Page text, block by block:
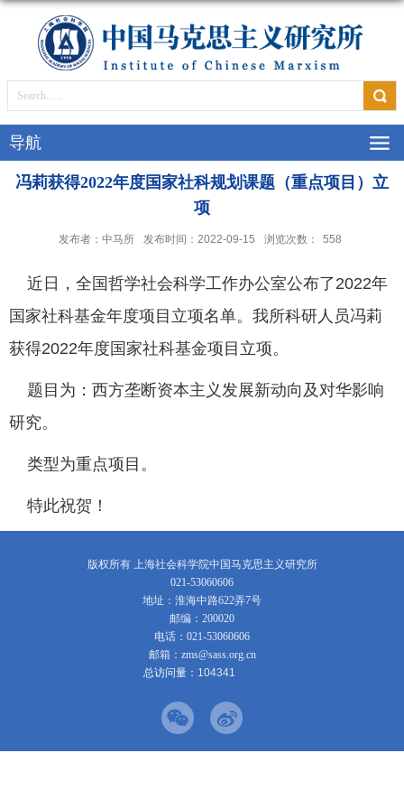
导航
冯莉获得2022年度国家社科规划课题（重点项目）立
项
发布者：中马所 发布时间：2022-09-15 浏览次数： 558
近日，全国哲学社会科学工作办公室公布了2022年
国家社科基金年度项目立项名单。我所科研人员冯莉
获得2022年度国家社科基金项目立项。
题目为： 西方垄断资本主义发展新动向及对华影响
研究。
类型为重点项目。
特此祝贺！
版权所有 上海社会科学院中国马克思主义研究所
021-53060606
地址：淮海中路622弄7号
邮编：200020
电话：021-53060606
邮箱：zms@sass.org.cn
总访问量： 104341